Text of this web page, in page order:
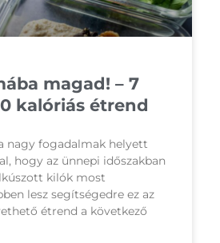
magad! – 7
kalóriás étrend
nagy fogadalmak helyett
hogy az ünnepi időszakban
kilók most
lesz segítségedre ez az
étrend a következő